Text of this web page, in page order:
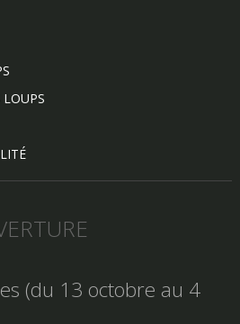
(du 13 octobre au 4